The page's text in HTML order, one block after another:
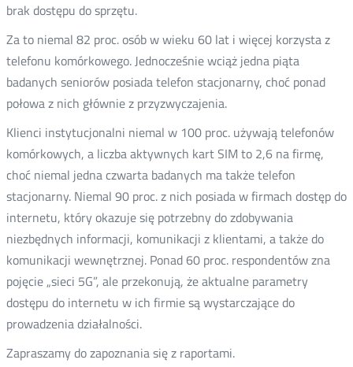
brak dostępu do sprzętu.
Za to niemal 82 proc. osób w wieku 60 lat i więcej korzysta z
telefonu komórkowego. Jednocześnie wciąż jedna piąta
badanych seniorów posiada telefon stacjonarny, choć ponad
połowa z nich głównie z przyzwyczajenia.
Klienci instytucjonalni niemal w 100 proc. używają telefonów
komórkowych, a liczba aktywnych kart SIM to 2,6 na firmę,
choć niemal jedna czwarta badanych ma także telefon
stacjonarny. Niemal 90 proc. z nich posiada w firmach dostęp do
internetu, który okazuje się potrzebny do zdobywania
niezbędnych informacji, komunikacji z klientami, a także do
komunikacji wewnętrznej. Ponad 60 proc. respondentów zna
pojęcie „sieci 5G”, ale przekonują, że aktualne parametry
dostępu do internetu w ich firmie są wystarczające do
prowadzenia działalności.
Zapraszamy do zapoznania się z raportami.